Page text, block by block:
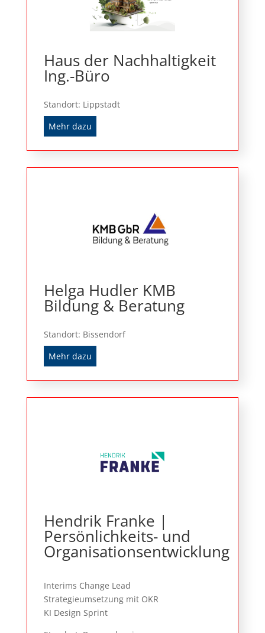
Haus der Nachhaltigkeit
Ing.-Büro
Standort: Lippstadt
Mehr dazu
Helga Hudler KMB
Bildung & Beratung
Standort: Bissendorf
Mehr dazu
Hendrik Franke |
Persönlichkeits- und
Organisationsentwicklung
Interims Change Lead
Strategieumsetzung mit OKR
KI Design Sprint